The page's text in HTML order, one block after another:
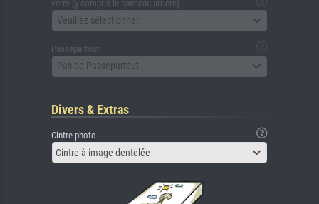
verre (y compris le panneau arrière)
Veuillez sélectionner
Passepartout
Pas de Passepartout
Divers & Extras
Cintre photo
Cintre à image dentelée